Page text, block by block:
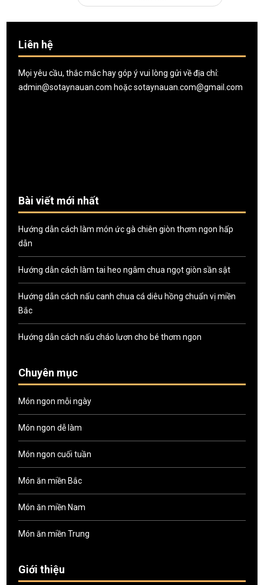
Liên hệ
Mọi yêu cầu, thắc mắc hay góp ý vui lòng gửi về địa chỉ:
admin@sotaynauan.com hoặcsotaynauan.com@gmail.com
Bài viết mới nhất
Hướng dẫn cách làm món ức gà chiên giòn thơm ngon hấp
dẫn
Hướng dẫn cách làm tai heo ngâm chua ngọt giòn sần sật
Hướng dẫn cách nấu canh chua cá diêu hồng chuẩn vị miền
Bắc
Hướng dẫn cách nấu cháo lươn cho bé thơm ngon
Chuyên mục
Món ngon mỗi ngày
Món ngon dễ làm
Món ngon cuối tuần
Món ăn miền Bắc
Món ăn miền Nam
Món ăn miền Trung
Giới thiệu